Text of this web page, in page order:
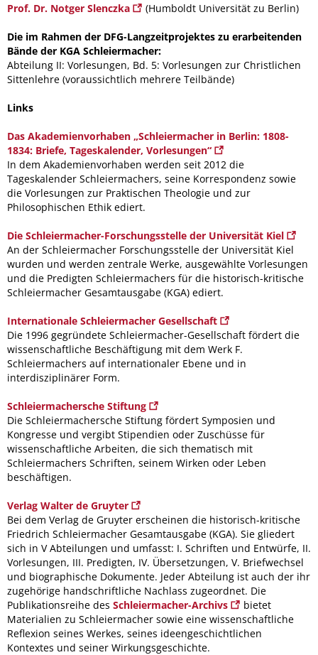
Prof. Dr. Notger Slenczka
(Humboldt Universität zu Berlin)
Die im Rahmen der DFG-Langzeitprojektes zu erarbeitenden
Bände der KGA Schleiermacher:
Abteilung II: Vorlesungen, Bd. 5: Vorlesungen zur Christlichen
Sittenlehre (voraussichtlich mehrere Teilbände)
Links
Das Akademienvorhaben „Schleiermacher in Berlin: 1808-
1834: Briefe, Tageskalender, Vorlesungen“
In dem Akademienvorhaben werden seit 2012 die
Tageskalender Schleiermachers, seine Korrespondenz sowie
die Vorlesungen zur Praktischen Theologie und zur
Philosophischen Ethik ediert.
Die Schleiermacher-Forschungsstelle der Universität Kiel
An der Schleiermacher Forschungsstelle der Universität Kiel
wurden und werden zentrale Werke, ausgewählte Vorlesungen
und die Predigten Schleiermachers für die historisch-kritische
Schleiermacher Gesamtausgabe (KGA) ediert.
Internationale Schleiermacher Gesellschaft
Die 1996 gegründete Schleiermacher-Gesellschaft fördert die
wissenschaftliche Beschäftigung mit dem Werk F.
Schleiermachers auf internationaler Ebene und in
interdisziplinärer Form.
Schleiermachersche Stiftung
Die Schleiermachersche Stiftung fördert Symposien und
Kongresse und vergibt Stipendien oder Zuschüsse für
wissenschaftliche Arbeiten, die sich thematisch mit
Schleiermachers Schriften, seinem Wirken oder Leben
beschäftigen.
Verlag Walter de Gruyter
Bei dem Verlag de Gruyter erscheinen die historisch-kritische
Friedrich Schleiermacher Gesamtausgabe (KGA). Sie gliedert
sich in V Abteilungen und umfasst: I. Schriften und Entwürfe, II.
Vorlesungen, III. Predigten, IV. Übersetzungen, V. Briefwechsel
und biographische Dokumente. Jeder Abteilung ist auch der ihr
zugehörige handschriftliche Nachlass zugeordnet. Die
Publikationsreihe des Schleiermacher-Archivs
bietet
Materialien zu Schleiermacher sowie eine wissenschaftliche
Reflexion seines Werkes, seines ideengeschichtlichen
Kontextes und seiner Wirkungsgeschichte.